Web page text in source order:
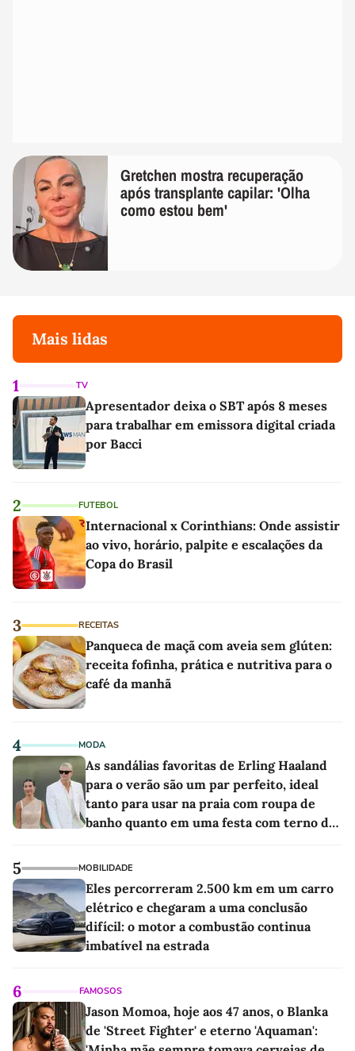
Gretchen mostra recuperação
após transplante capilar: 'Olha
como estou bem'
Mais lidas
1 TV
Apresentador deixa o SBT após 8 meses
para trabalhar em emissora digital criada
por Bacci
2 FUTEBOL
Internacional x Corinthians: Onde assistir
ao vivo, horário, palpite e escalações da
Copa do Brasil
3 RECEITAS
Panqueca de maçã com aveia sem glúten:
receita fofinha, prática e nutritiva para o
café da manhã
4 MODA
As sandálias favoritas de Erling Haaland
para o verão são um par perfeito, ideal
tanto para usar na praia com roupa de
banho quanto em uma festa com terno de
5 MOBILIDADE
Eles percorreram 2.500 km em um carro
elétrico e chegaram a uma conclusão
difícil: o motor a combustão continua
imbatível na estrada
6 FAMOSOS
Jason Momoa, hoje aos 47 anos, o Blanka
de 'Street Fighter' e eterno 'Aquaman':